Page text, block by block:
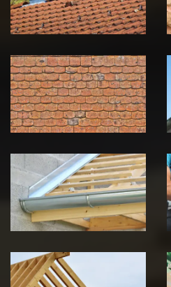
Jura
démoussage de
toiture 39
Jura
Pose de
Chéneau 39
Jura
Traitement de
charpente 39